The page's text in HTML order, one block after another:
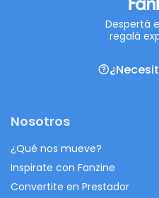
Despertá
regalá
Nosotros
¿Qué nos mueve?
Inspirate con Fanzine
Convertite en Prestador